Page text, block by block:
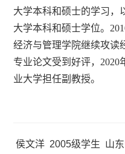
大学本科和硕士的学习，
大学本科和硕士学位。
经济与管理学院继续攻读
专业论文受到好评，2020
业大学担任副教授。
侯文洋 2005级学生 山